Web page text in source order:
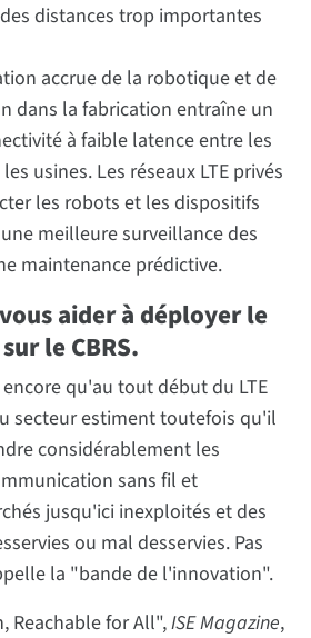
distances trop importantes
accrue de la robotique et de
dans la fabrication entraîne un
à faible latence entre les
usines. Les réseaux LTE privés
les robots et les dispositifs
meilleure surveillance des
maintenance prédictive.
aider à déployer le
le CBRS.
qu'au tout début du LTE
secteur estiment toutefois qu'il
considérablement les
sans fil et
jusqu'ici inexploités et des
ou mal desservies. Pas
la "bande de l'innovation".
Reachable for All",ISE Magazine,